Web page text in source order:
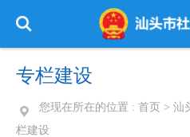
专栏建设
您现在所在的位置 : 首页 > 汕
栏建设